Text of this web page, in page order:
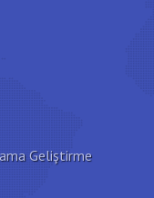
Geliştirme